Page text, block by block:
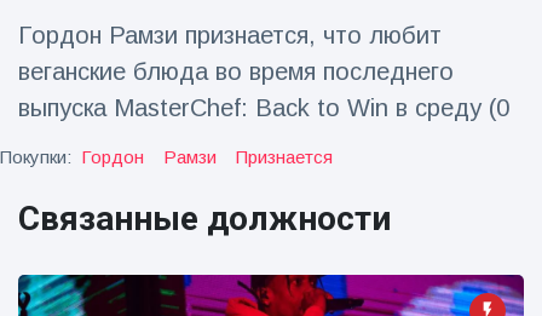
Путешествия и приключения(77)
фокусника из
наручников
аудитории
Гордон Рамзи признается, что любит
веганские блюда во время последнего
выпуска MasterChef: Back to Win в среду (0
Покупки: Гордон Рамзи Признается
Связанные должности